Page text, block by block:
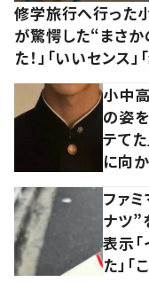
修学旅行へ行った
が驚愕した“まさ
た！」「いいセンス」
小中
の姿
テて
に向か
ファ
ナツ”
表示「
た」「